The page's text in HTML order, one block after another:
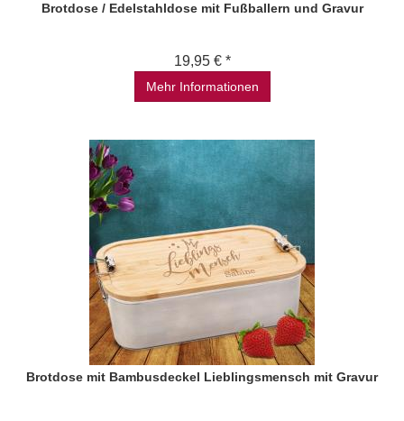
Brotdose / Edelstahldose mit Fußballern und Gravur
19,95 € *
Mehr Informationen
Brotdose mit Bambusdeckel Lieblingsmensch mit Gravur